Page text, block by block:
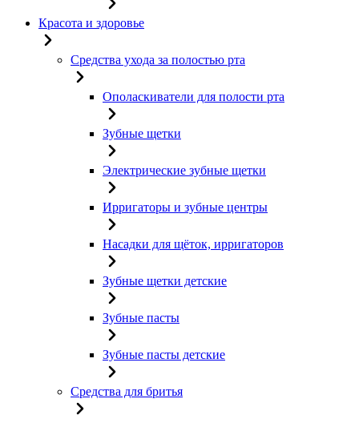
Красота и здоровье
Средства ухода за полостью рта
Ополаскиватели для полости рта
Зубные щетки
Электрические зубные щетки
Ирригаторы и зубные центры
Насадки для щёток, ирригаторов
Зубные щетки детские
Зубные пасты
Зубные пасты детские
Средства для бритья